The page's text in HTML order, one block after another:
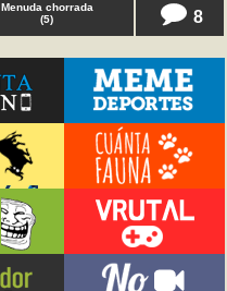
Menuda chorrada
(5) 8